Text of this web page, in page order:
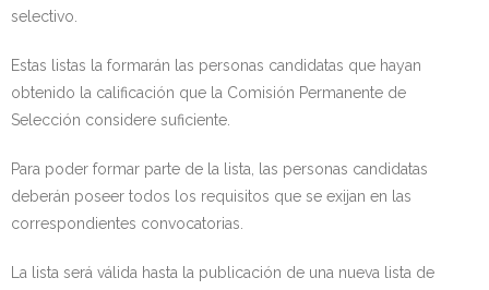
selectivo.
Estas listas la formarán las personas candidatas que hayan
obtenido la calificación que la Comisión Permanente de
Selección considere suficiente.
Para poder formar parte de la lista, las personas candidatas
deberán poseer todos los requisitos que se exijan en las
correspondientes convocatorias.
La lista será válida hasta la publicación de una nueva lista de